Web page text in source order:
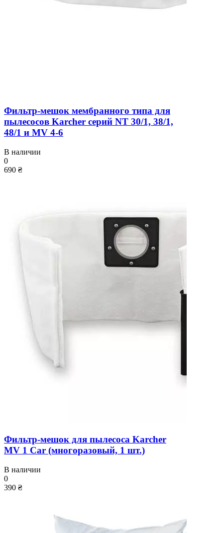
Фильтр-мешок мембранного типа для
пылесосов Karcher серий NT 30/1, 38/1,
48/1 и MV 4-6
В наличии
0
690 ₴
Фильтр-мешок для пылесоса Karcher
MV 1 Car (многоразовый, 1 шт.)
В наличии
0
390 ₴